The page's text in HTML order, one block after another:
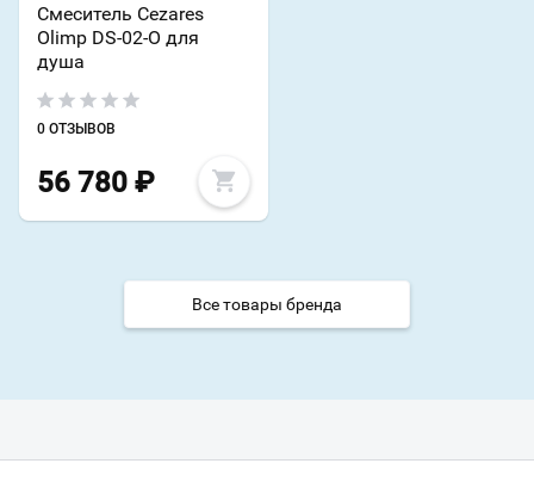
Смеситель Cezares
Olimp DS-02-O для
душа
0 ОТЗЫВОВ
56 780 ₽
Все товары бренда